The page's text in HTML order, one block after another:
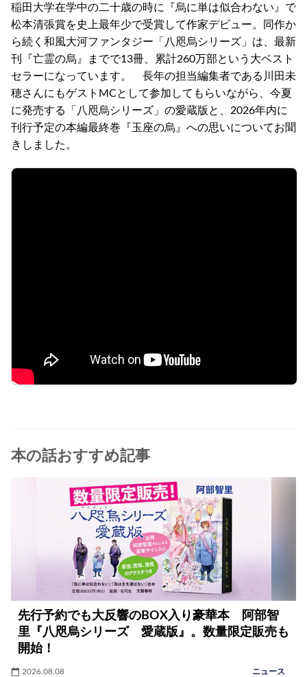
稲田大学在学中の二十歳の時に『烏に単は似合わない』で
松本清張賞を史上最年少で受賞して作家デビュー。同作か
ら続く和風大河ファンタジー「八咫烏シリーズ」は、最新
刊『亡霊の烏』までで13冊、累計260万部という大ベスト
セラーになっています。 長年の担当編集者である川田未
穂さんにもゲストMCとして参加してもらいながら、今夏
に発売する「八咫烏シリーズ」の愛蔵版と、2026年内に
刊行予定の本編最終巻『玉座の烏』への思いについてお聞
きしました。
本の話おすすめ記事
先行予約でも大反響のBOX入り豪華本 阿部智
里『八咫烏シリーズ 愛蔵版』。数量限定販売も
開始！
2026.08.08 ニュース